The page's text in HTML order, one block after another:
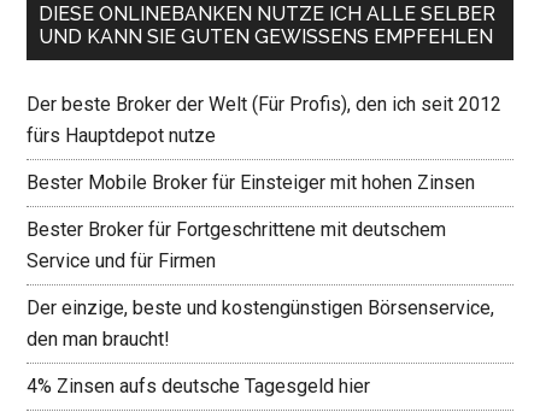
DIESE ONLINEBANKEN NUTZE ICH ALLE SELBER
UND KANN SIE GUTEN GEWISSENS EMPFEHLEN
Der beste Broker der Welt (Für Profis), den ich seit 2012
fürs Hauptdepot nutze
Bester Mobile Broker für Einsteiger mit hohen Zinsen
Bester Broker für Fortgeschrittene mit deutschem
Service und für Firmen
Der einzige, beste und kostengünstigen Börsenservice,
den man braucht!
4% Zinsen aufs deutsche Tagesgeld hier